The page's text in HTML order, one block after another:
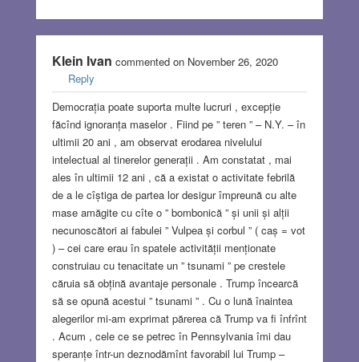
Klein Ivan commented on November 26, 2020
Reply
Democrația poate suporta multe lucruri , excepție
făcînd ignoranța maselor . Fiind pe ” teren ” – N.Y. – în
ultimii 20 ani , am observat erodarea nivelului
intelectual al tinerelor generații . Am constatat , mai
ales în ultimii 12 ani , că a existat o activitate febrilă
de a le cîștiga de partea lor desigur împreună cu alte
mase amăgite cu cîte o ” bombonică ” și unii și alții
necunoscători ai fabulei ” Vulpea și corbul ” ( caș = vot
) – cei care erau în spatele activității menționate
construiau cu tenacitate un ” tsunami ” pe crestele
căruia să obțină avantaje personale . Trump încearcă
să se opună acestui ” tsunami ” . Cu o lună înaintea
alegerilor mi-am exprimat părerea că Trump va fi înfrînt
. Acum , cele ce se petrec în Pennsylvania îmi dau
speranțe într-un deznodămînt favorabil lui Trump –